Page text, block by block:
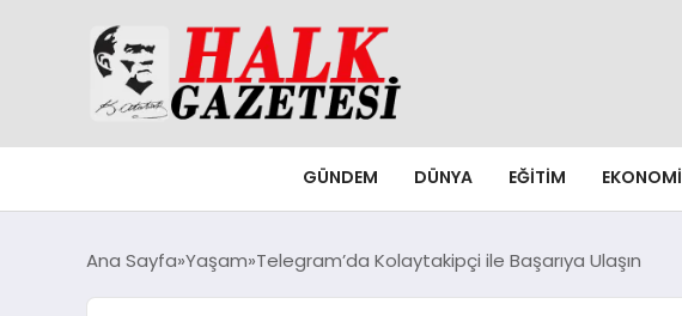
GÜNDEM DÜNYA EĞITIM EKONOMI
Ana Sayfa Yaşam Telegram’da Kolaytakipçi ile Başarıya Ulaşın